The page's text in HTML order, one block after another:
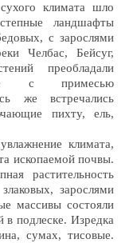
климата шло
ландшафты
с зарослями
Челбас, Бейсуг,
преобладали
с примесью
же встречались
пихту, ель,
климата,
ископаемой почвы.
растительность
зарослями
массивы состояли
подлеске. Изредка
сумах, тисовые.